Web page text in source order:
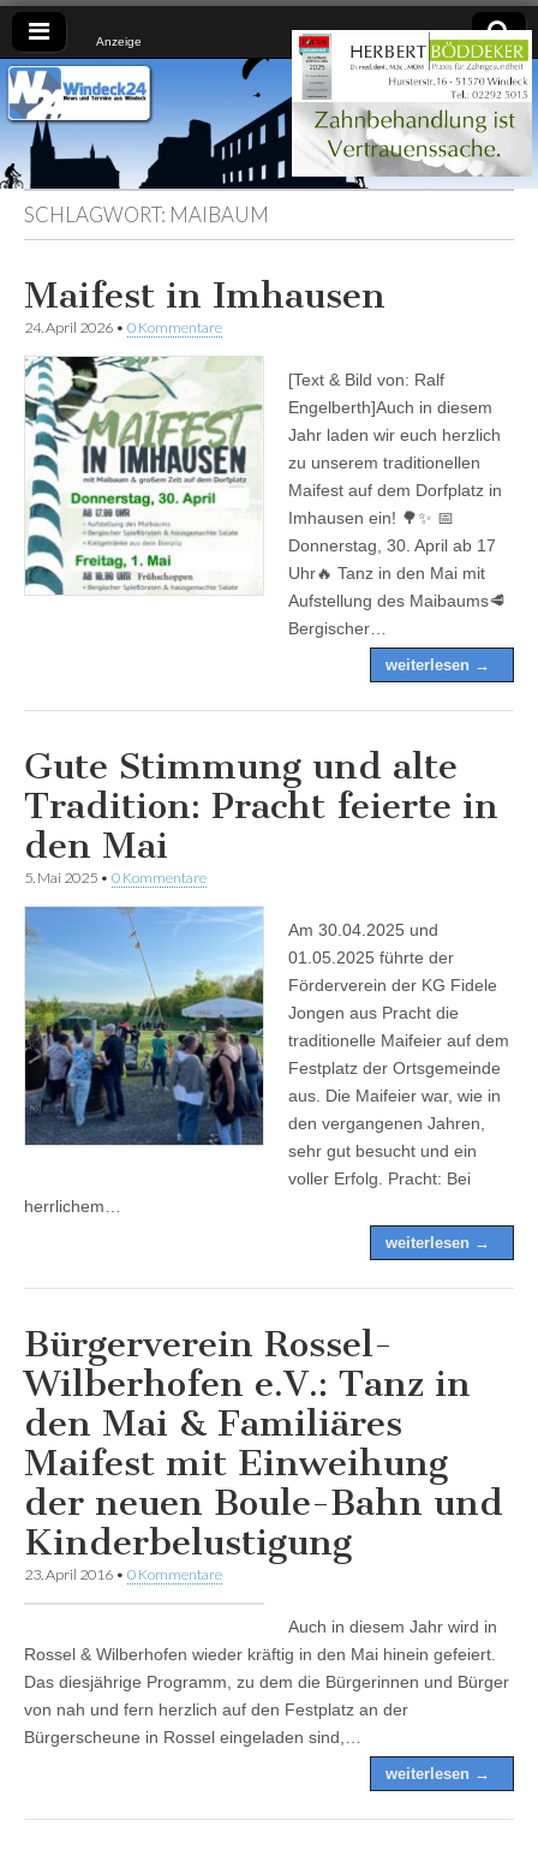
Anzeige
Windeck24
Nachrichten
aus dem
Ländchen
für das
Ländchen
SCHLAGWORT: MAIBAUM
Maifest in Imhausen
24. April 2026 • 0 Kommentare
[Text & Bild von: Ralf
Engelberth]Auch in diesem
Jahr laden wir euch herzlich
zu unserem traditionellen
Maifest auf dem Dorfplatz in
Imhausen ein! 🌳✨ 📅
Donnerstag, 30. April ab 17
Uhr🔥 Tanz in den Mai mit
Aufstellung des Maibaums🥩
Bergischer…
weiterlesen →
Gute Stimmung und alte
Tradition: Pracht feierte in
den Mai
5. Mai 2025 • 0 Kommentare
Am 30.04.2025 und
01.05.2025 führte der
Förderverein der KG Fidele
Jongen aus Pracht die
traditionelle Maifeier auf dem
Festplatz der Ortsgemeinde
aus. Die Maifeier war, wie in
den vergangenen Jahren,
sehr gut besucht und ein
voller Erfolg. Pracht: Bei
herrlichem…
weiterlesen →
Bürgerverein Rossel-
Wilberhofen e.V.: Tanz in
den Mai & Familiäres
Maifest mit Einweihung
der neuen Boule-Bahn und
Kinderbelustigung
23. April 2016 • 0 Kommentare
Auch in diesem Jahr wird in
Rossel & Wilberhofen wieder kräftig in den Mai hinein gefeiert.
Das diesjährige Programm, zu dem die Bürgerinnen und Bürger
von nah und fern herzlich auf den Festplatz an der
Bürgerscheune in Rossel eingeladen sind,…
weiterlesen →